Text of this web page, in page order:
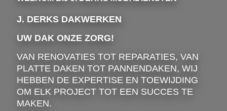
J. DERKS DAKWERKEN
UW DAK ONZE ZORG!
VAN RENOVATIES TOT REPARATIES, VAN
PLATTE DAKEN TOT PANNENDAKEN, WIJ
HEBBEN DE EXPERTISE EN TOEWIJDING
OM ELK PROJECT TOT EEN SUCCES TE
MAKEN.